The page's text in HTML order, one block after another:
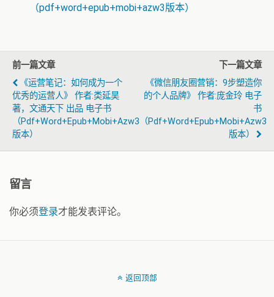
（pdf+word+epub+mobi+azw3版本）
前一篇文章
《运营笔记：如何成为一个
优秀的运营人》 作者:类延昊
著，文通天下 出品 电子书
（pdf+word+epub+mobi+azw3
版本）
下一篇文章
《微信朋友圈营销：9步塑造你
的个人品牌》 作者:庞金玲 电子
书
（pdf+word+epub+mobi+azw3
版本）
留言
你必须登录才能发表评论。
返回顶部